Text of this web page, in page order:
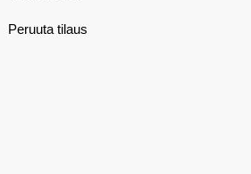
Peruuta tilaus